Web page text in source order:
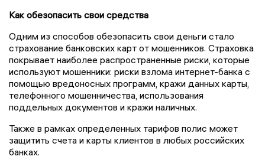
Как обезопасить свои средства
Одним из способов обезопасить свои деньги стало
страхование банковских карт от мошенников. Страховка
покрывает наиболее распространенные риски, которые
используют мошенники: риски взлома интернет-банка с
помощью вредоносных программ, кражи данных карты,
телефонного мошенничества, использования
поддельных документов и кражи наличных.
Также в рамках определенных тарифов полис может
защитить счета и карты клиентов в любых российских
банках.